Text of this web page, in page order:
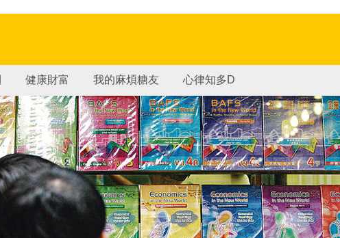
健康財富 我的麻煩糖友 心律知多D